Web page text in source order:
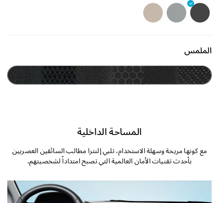
الملمس
المساحة الداخلية
مع كونها مريحة وسهلة الاستخدام، تلبي إلنترا مطالب السائقين العصريين
بأحدث تقنيات الأمان العالمية التي تصبح امتداداً لشخصيتهم.